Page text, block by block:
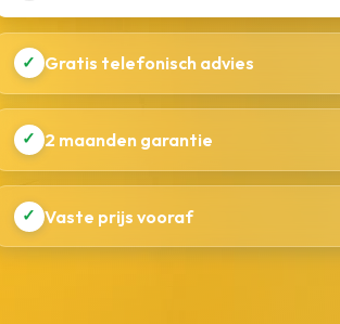
✓ Gratis telefonisch advies
✓ 2 maanden garantie
✓ Vaste prijs vooraf